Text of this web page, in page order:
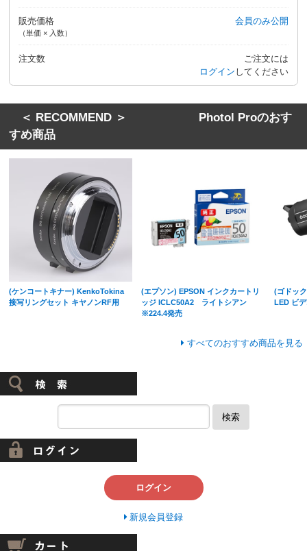
販売価格
（単価 × 入数）
会員のみ公開
注文数
ご注文には
ログイン してください
＜ RECOMMEND ＞ Photol Proのおす
すめ商品
(ケンコートキナー) KenkoTokina
接写リングセット キヤノンRF用
(エプソン) EPSON インクカートリ
ッジ ICLC50A2 ライトシアン
※224.4発売
(ゴドッ
LED ビ
すべてのおすすめ商品を見る
検索
ログイン
新規会員登録